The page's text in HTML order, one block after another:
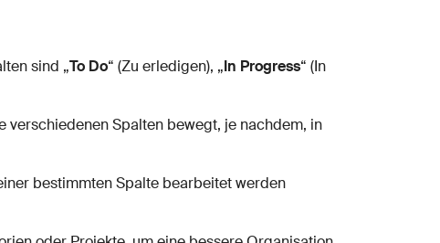
sind „To Do“ (Zu erledigen), „In Progress“ (In
Spalten bewegt, je nachdem, in
bestimmten Spalte bearbeitet werden